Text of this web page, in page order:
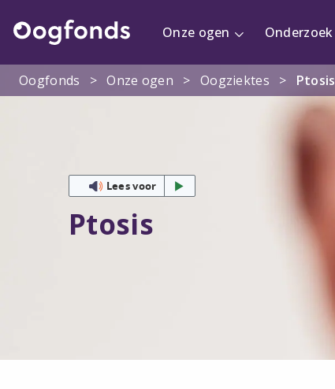
Onze ogen Onderzoek
Oogfonds > Onze ogen > Oogziektes > Ptosis
Lees voor
Ptosis